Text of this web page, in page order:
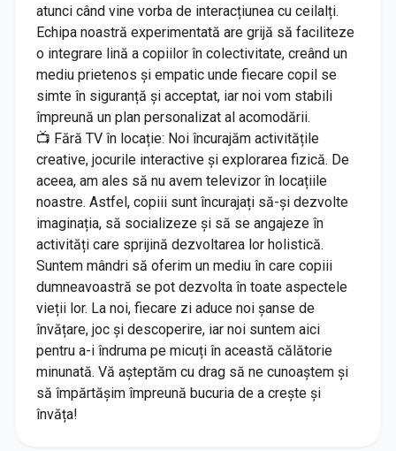
atunci când vine vorba de interacțiunea cu ceilalți.
Echipa noastră experimentată are grijă să faciliteze
o integrare lină a copiilor în colectivitate, creând un
mediu prietenos și empatic unde fiecare copil se
simte în siguranță și acceptat, iar noi vom stabili
împreună un plan personalizat al acomodării.
📺 Fără TV în locație: Noi încurajăm activitățile
creative, jocurile interactive și explorarea fizică. De
aceea, am ales să nu avem televizor în locațiile
noastre. Astfel, copiii sunt încurajați să-și dezvolte
imaginația, să socializeze și să se angajeze în
activități care sprijină dezvoltarea lor holistică.
Suntem mândri să oferim un mediu în care copiii
dumneavoastră se pot dezvolta în toate aspectele
vieții lor. La noi, fiecare zi aduce noi șanse de
învățare, joc și descoperire, iar noi suntem aici
pentru a-i îndruma pe micuți în această călătorie
minunată. Vă așteptăm cu drag să ne cunoaștem și
să împărtășim împreună bucuria de a crește și
învăța!